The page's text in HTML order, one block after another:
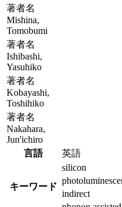
著者名
Mishina,
Tomobumi
著者名
Ishibashi,
Yasuhiko
著者名
Kobayashi,
Toshihiko
著者名
Nakahara,
Jun'ichiro
言語
英語
キーワード
silicon
indirect